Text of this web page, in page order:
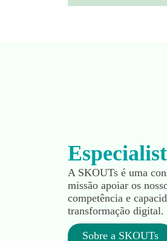
A SKOUTs é uma
missão apoiar os
competência e
transformação digital.
Sobre a SKOUTs